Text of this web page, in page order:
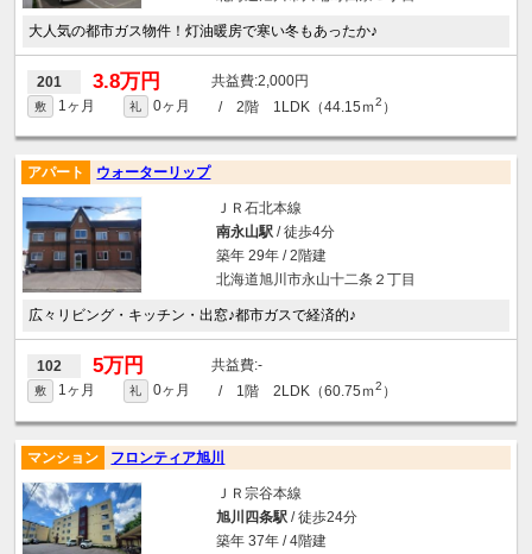
大人気の都市ガス物件！灯油暖房で寒い冬もあったか♪
201 3.8万円 2,000円
敷 1ヶ月 礼 0ヶ月 / 2階 1LDK（44.15ｍ2 ）
アパート ウォーターリップ
ＪＲ石北本線
南永山駅/ 徒歩4分
築年 29年 / 2階建
北海道旭川市永山十二条２丁目
広々リビング・キッチン・出窓♪都市ガスで経済的♪
102 5万円 -
敷 1ヶ月 礼 0ヶ月 / 1階 2LDK（60.75ｍ2 ）
マンション フロンティア旭川
ＪＲ宗谷本線
旭川四条駅/ 徒歩24分
築年 37年 / 4階建